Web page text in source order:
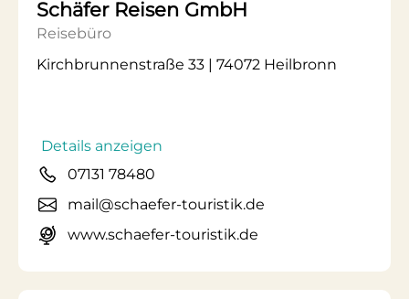
Schäfer Reisen GmbH
Reisebüro
Kirchbrunnenstraße 33 | 74072 Heilbronn
Details anzeigen
07131 78480
mail@schaefer-touristik.de
www.schaefer-touristik.de